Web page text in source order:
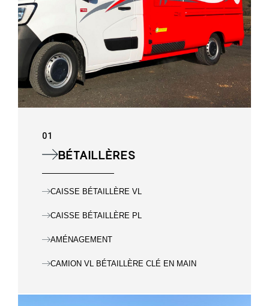
01
BÉTAILLÈRES
CAISSE BÉTAILLÈRE VL
CAISSE BÉTAILLÈRE PL
AMÉNAGEMENT
CAMION VL BÉTAILLÈRE CLÉ EN MAIN